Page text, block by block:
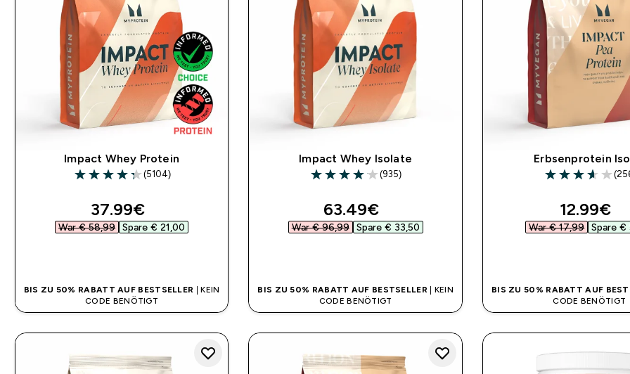
Impact Whey Protein
4.31 out of 5 stars
(5104)
discounted price
37.99€‎
War € 58,99‎ Spare € 21,00‎
BIS ZU 50% RABATT AUF BESTSELLER | KEIN
CODE BENÖTIGT
Impact Whey Isolate
4.07 out of 5 stars
(935)
discounted price
63.49€‎
War € 96,99‎ Spare € 33,50‎
BIS ZU 50% RABATT AUF BESTSELLER | KEIN
CODE BENÖTIGT
Erbsenprotein
3.61 out of 5
12.99€‎
War € 17,99‎ Spare €
BIS ZU 50% RABATT AUF
CODE BENÖTIGT